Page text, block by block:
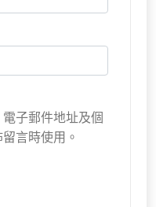
子郵件地址及個
言時使用。